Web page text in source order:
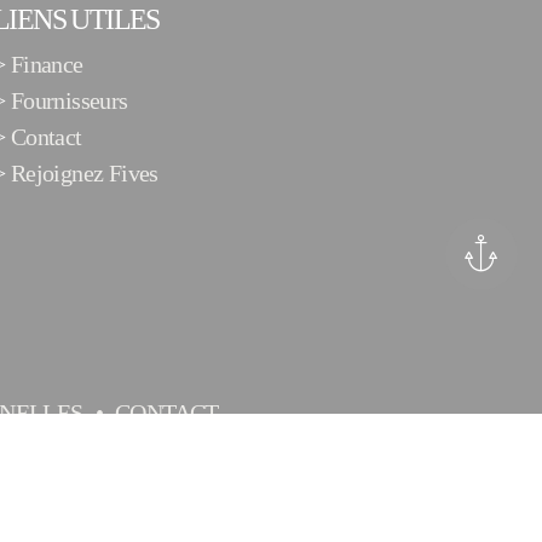
UTILES
Finance
Fournisseurs
Contact
Rejoignez Fives
CONTACT